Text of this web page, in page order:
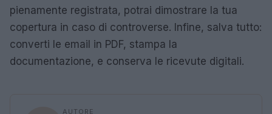
pienamente registrata, potrai dimostrare la tua
copertura in caso di controverse. Infine, salva tutto:
converti le email in PDF, stampa la
documentazione, e conserva le ricevute digitali.
AUTORE